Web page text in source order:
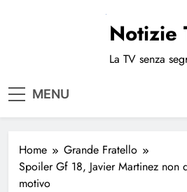
Notizie
La TV senza
MENU
Home
Grande Fratello
Spoiler Gf 18, Javier Martinez non
motivo